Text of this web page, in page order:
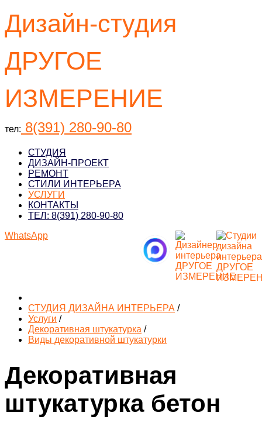
Дизайн-студия
ДРУГОЕ
ИЗМЕРЕНИЕ
тел: 8(391) 280-90-80
СТУДИЯ
ДИЗАЙН-ПРОЕКТ
РЕМОНТ
СТИЛИ ИНТЕРЬЕРА
УСЛУГИ
КОНТАКТЫ
ТЕЛ: 8(391) 280-90-80
WhatsApp
СТУДИЯ ДИЗАЙНА ИНТЕРЬЕРА /
Услуги /
Декоративная штукатурка /
Виды декоративной штукатурки
Декоративная
штукатурка бетон